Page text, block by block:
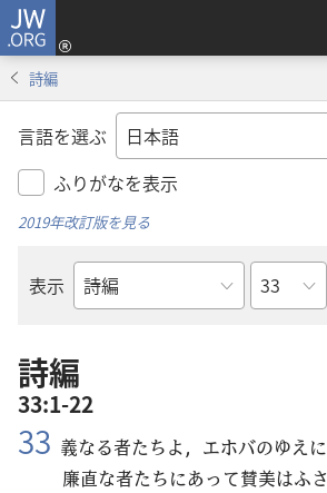
JW.ORG
詩編
言語を選ぶ
ふりがなを表示
2019年改訂版を見る
表示
聖
の
書
名
章
詩編
33:1-22
33 義なる者たちよ，エホバのゆえに
廉直な者たちにあって賛美はふ